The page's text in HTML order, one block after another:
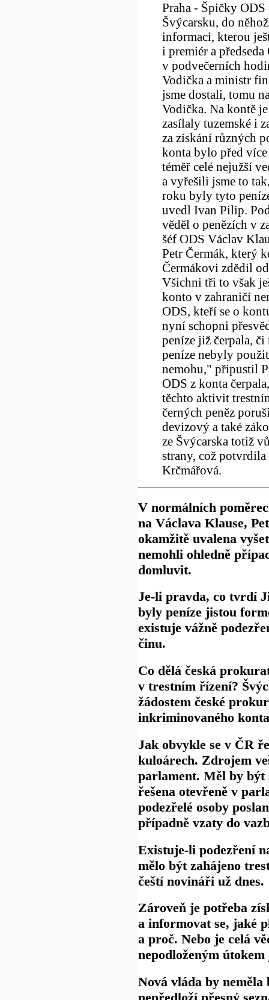
Praha - Špičky
Švýcarsku, do
informaci, kterou
i premiér a
v podvečerních
Vodička a ministr
jsme dostali, tomu
Vodička. Na kontě
zasílaly tuzemské i
za získání různých
konta bylo před
téměř celé nejužší
a vyřešili jsme to
roku byly tyto
uvedl Ivan Pilip.
věděl o penězích v
šéf ODS Václav
Petr Čermák, který
Čermákovi zdědil
Všichni tři to však
konto v zahraničí
ODS, kteří se o
nyní schopni
peníze již čerpala,
peníze nebyly
nemohu," připustil
ODS z konta
těchto aktivit
černých peněz
devizový a také
ze Švýcarska totiž
strany, což
Krčmářová.
V normálních
na Václava Klause,
okamžitě uvalena
nemohli ohledně
domluvit.
Je-li pravda, co tvrdí
byly peníze jistou
existuje vážně
činu.
Co dělá česká
v trestním řízení?
žádostem české
inkriminovaného
Jak obvykle se v ČR
kuloárech. Zdrojem
parlament. Měl by být
řešena otevřeně v
podezřelé osoby
případně vzaty do
Existuje-li podezření
mělo být zahájeno
čeští novináři už dnes.
Zároveň je potřeba
a informovat se, jaké
a proč. Nebo je celá
nepodloženým
Nová vláda by neměla